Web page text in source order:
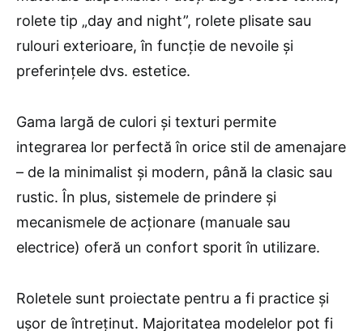
rolete tip „day and night”, rolete plisate sau
rulouri exterioare, în funcție de nevoile și
preferințele dvs. estetice.
Gama largă de culori și texturi permite
integrarea lor perfectă în orice stil de amenajare
– de la minimalist și modern, până la clasic sau
rustic. În plus, sistemele de prindere și
mecanismele de acționare (manuale sau
electrice) oferă un confort sporit în utilizare.
Roletele sunt proiectate pentru a fi practice și
ușor de întreținut. Majoritatea modelelor pot fi